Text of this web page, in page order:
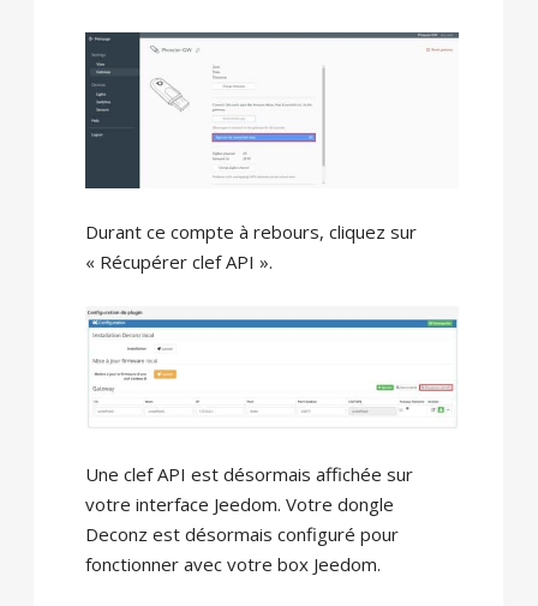
Durant ce compte à rebours, cliquez sur
« Récupérer clef API ».
Une clef API est désormais affichée sur
votre interface Jeedom. Votre dongle
Deconz est désormais configuré pour
fonctionner avec votre box Jeedom.